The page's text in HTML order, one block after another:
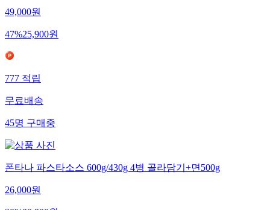
49,000원
47%25,900원
777적립
무료배송
45명구매중
폰타나 파스타소스 600g/430g 4병 골라담기+면500g
26,000원